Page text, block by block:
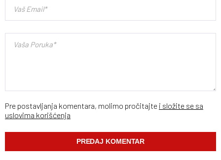
Pre postavljanja komentara, molimo pročitajte i složite se sa
uslovima korišćenja